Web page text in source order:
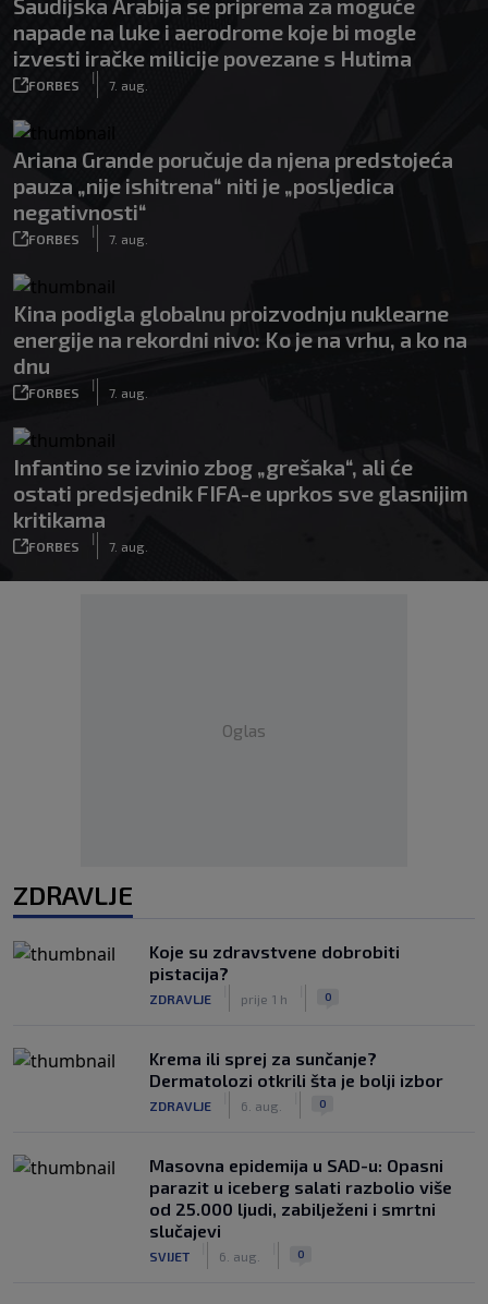
Saudijska Arabija se priprema za moguće
napade na luke i aerodrome koje bi mogle
izvesti iračke milicije povezane s Hutima
FORBES
|
7. aug.
Ariana Grande poručuje da njena predstojeća
pauza „nije ishitrena“ niti je „posljedica
negativnosti“
FORBES
|
7. aug.
Kina podigla globalnu proizvodnju nuklearne
energije na rekordni nivo: Ko je na vrhu, a ko na
dnu
FORBES
|
7. aug.
Infantino se izvinio zbog „grešaka“, ali će
ostati predsjednik FIFA-e uprkos sve glasnijim
kritikama
FORBES
|
7. aug.
Oglas
ZDRAVLJE
Koje su zdravstvene dobrobiti
pistacija?
ZDRAVLJE prije 1 h 0
Krema ili sprej za sunčanje?
Dermatolozi otkrili šta je bolji izbor
ZDRAVLJE 6. aug. 0
Masovna epidemija u SAD-u: Opasni
parazit u iceberg salati razbolio više
od 25.000 ljudi, zabilježeni i smrtni
slučajevi
SVIJET 6. aug. 0